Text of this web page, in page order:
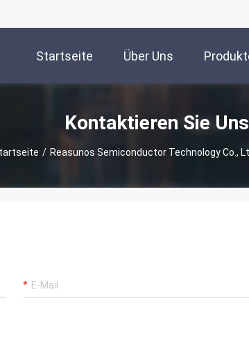
Startseite Über Uns
Kontaktieren Sie Uns
/ Reasunos Semiconductor Technology Co.,